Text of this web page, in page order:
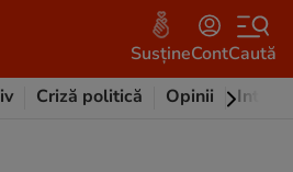
SusțineContCaută
Criză politică Opinii